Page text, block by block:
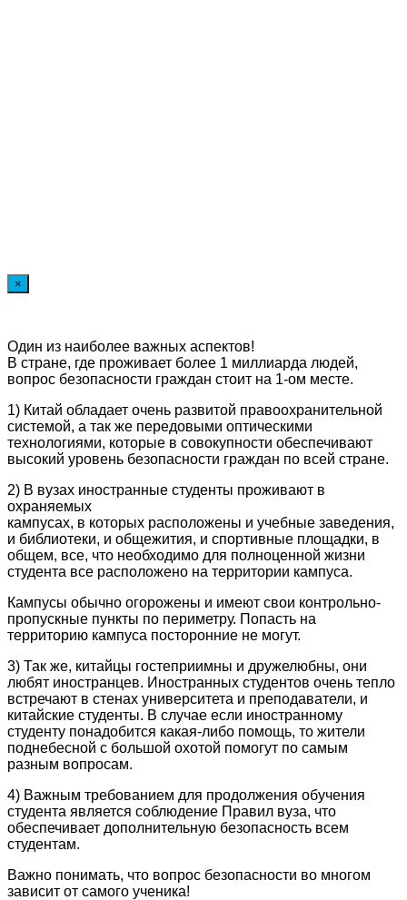
×
Один из наиболее важных аспектов!
В стране, где проживает более 1 миллиарда людей,
вопрос безопасности граждан стоит на 1-ом месте.
1) Китай обладает очень развитой правоохранительной
системой, а так же передовыми оптическими
технологиями, которые в совокупности обеспечивают
высокий уровень безопасности граждан по всей стране.
2) В вузах иностранные студенты проживают в
охраняемых
кампусах, в которых расположены и учебные заведения,
и библиотеки, и общежития, и спортивные площадки, в
общем, все, что необходимо для полноценной жизни
студента все расположено на территории кампуса.
Кампусы обычно огорожены и имеют свои контрольно-
пропускные пункты по периметру. Попасть на
территорию кампуса посторонние не могут.
3) Так же, китайцы гостеприимны и дружелюбны, они
любят иностранцев. Иностранных студентов очень тепло
встречают в стенах университета и преподаватели, и
китайские студенты. В случае если иностранному
студенту понадобится какая-либо помощь, то жители
поднебесной с большой охотой помогут по самым
разным вопросам.
4) Важным требованием для продолжения обучения
студента является соблюдение Правил вуза, что
обеспечивает дополнительную безопасность всем
студентам.
Важно понимать, что вопрос безопасности во многом
зависит от самого ученика!